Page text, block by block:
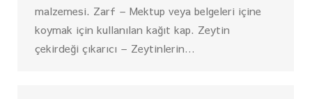
malzemesi. Zarf – Mektup veya belgeleri içine
koymak için kullanılan kağıt kap. Zeytin
çekirdeği çıkarıcı – Zeytinlerin…